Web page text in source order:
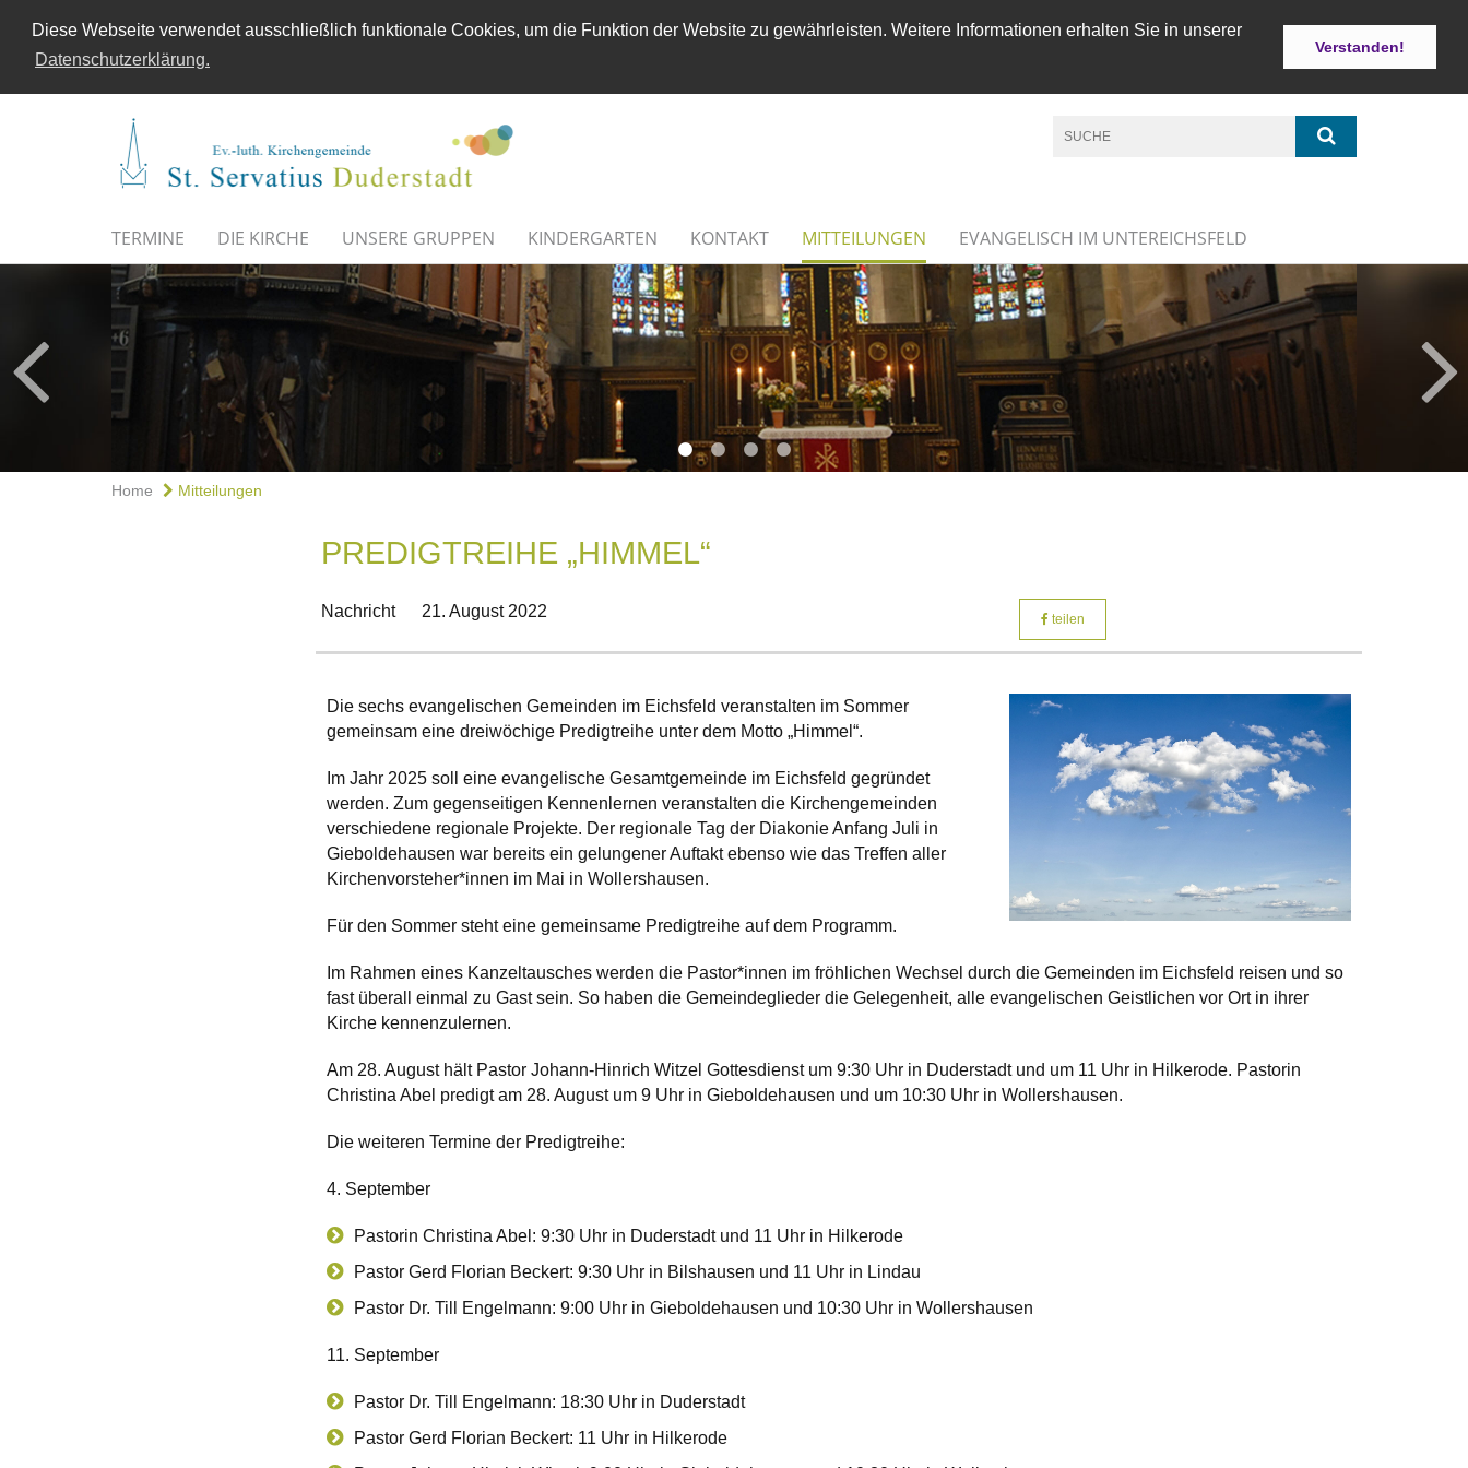
Diese Webseite verwendet ausschließlich funktionale Cookies, um die Funktion der Website zu gewährleisten. Weitere Informationen erhalten Sie in unserer
Datenschutzerklärung.
Verstanden!
TERMINE DIE KIRCHE UNSERE GRUPPEN KINDERGARTEN KONTAKT MITTEILUNGEN EVANGELISCH IM UNTEREICHSFELD
Home Mitteilungen
PREDIGTREIHE „HIMMEL“
Nachricht 21. August 2022 teilen
Die sechs evangelischen Gemeinden im Eichsfeld veranstalten im Sommer
gemeinsam eine dreiwöchige Predigtreihe unter dem Motto „Himmel“.
Im Jahr 2025 soll eine evangelische Gesamtgemeinde im Eichsfeld gegründet
werden. Zum gegenseitigen Kennenlernen veranstalten die Kirchengemeinden
verschiedene regionale Projekte. Der regionale Tag der Diakonie Anfang Juli in
Gieboldehausen war bereits ein gelungener Auftakt ebenso wie das Treffen aller
Kirchenvorsteher*innen im Mai in Wollershausen.
Für den Sommer steht eine gemeinsame Predigtreihe auf dem Programm.
Im Rahmen eines Kanzeltausches werden die Pastor*innen im fröhlichen Wechsel durch die Gemeinden im Eichsfeld reisen und so
fast überall einmal zu Gast sein. So haben die Gemeindeglieder die Gelegenheit, alle evangelischen Geistlichen vor Ort in ihrer
Kirche kennenzulernen.
Am 28. August hält Pastor Johann-Hinrich Witzel Gottesdienst um 9:30 Uhr in Duderstadt und um 11 Uhr in Hilkerode. Pastorin
Christina Abel predigt am 28. August um 9 Uhr in Gieboldehausen und um 10:30 Uhr in Wollershausen.
Die weiteren Termine der Predigtreihe:
4. September
Pastorin Christina Abel: 9:30 Uhr in Duderstadt und 11 Uhr in Hilkerode
Pastor Gerd Florian Beckert: 9:30 Uhr in Bilshausen und 11 Uhr in Lindau
Pastor Dr. Till Engelmann: 9:00 Uhr in Gieboldehausen und 10:30 Uhr in Wollershausen
11. September
Pastor Dr. Till Engelmann: 18:30 Uhr in Duderstadt
Pastor Gerd Florian Beckert: 11 Uhr in Hilkerode